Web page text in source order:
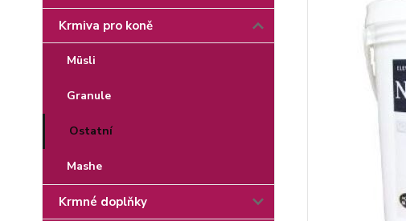
Krmiva pro koně
Müsli
Granule
Ostatní
Mashe
Krmné doplňky